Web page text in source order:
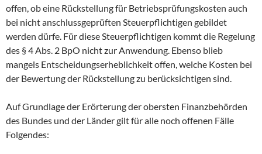
offen, ob eine Rückstellung für Betriebsprüfungskosten auch
bei nicht anschlussgeprüften Steuerpflichtigen gebildet
werden dürfe. Für diese Steuerpflichtigen kommt die Regelung
des § 4 Abs. 2 BpO nicht zur Anwendung. Ebenso blieb
mangels Entscheidungserheblichkeit offen, welche Kosten bei
der Bewertung der Rückstellung zu berücksichtigen sind.
Auf Grundlage der Erörterung der obersten Finanzbehörden
des Bundes und der Länder gilt für alle noch offenen Fälle
Folgendes: